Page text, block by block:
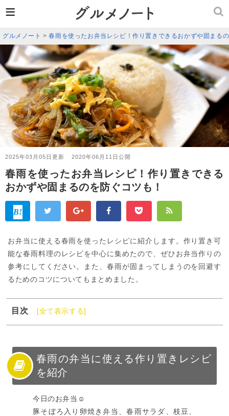
グルメノート >春雨を使ったお弁当レシピ！作り置きできるおかずや固まる
2025年03月05日更新 2020年06月11日公開
春雨を使ったお弁当レシピ！作り置きできる
おかずや固まるのを防ぐコツも！
お弁当に使える春雨を使ったレシピに紹介します。作り置き可
能な春雨料理のレシピを中心に集めたので、ぜひお弁当作りの
参考にしてください。また、春雨が固まってしまうのを回避す
るためのコツについてもまとめました。
目次
[全て表示する]
1
春雨の弁当に使える作り置きレシピを紹介
3
春雨を使ったお弁当レシピ【サラダ】
4
春雨を使ったお弁当レシピ【スープ】
5
春雨サラダが固まるのを防ぐコツと保存方法
春雨は弁当に使えるレシピが豊富
春雨の弁当に使える作り置きレシピ
を紹介
今日のお弁当☺︎
豚そぼろ入り卵焼き弁当、春雨サラダ、枝豆、
≡